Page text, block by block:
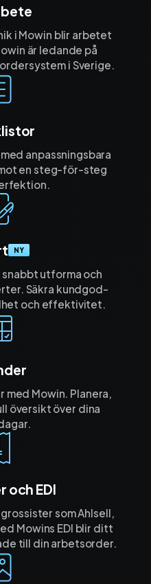
i Mowin blir arbetet
är ledande på
i Sverige.
anpassnings­bara
en steg-för-steg
NY
utforma och
Säkra kund­god­
och effektivitet.
med Mowin. Planera,
översikt över dina
och EDI
som Ahlsell,
Mowins EDI blir ditt
till din arbetsorder.